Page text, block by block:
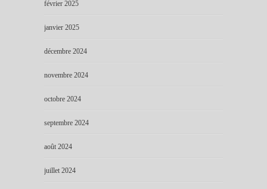
février 2025
janvier 2025
décembre 2024
novembre 2024
octobre 2024
septembre 2024
août 2024
juillet 2024